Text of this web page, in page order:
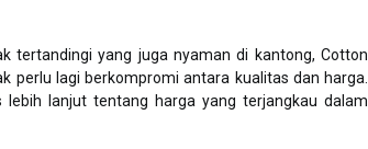
tertandingi yang juga nyaman di kantong, Cotton
perlu lagi berkompromi antara kualitas dan harga.
lanjut tentang harga yang terjangkau dalam